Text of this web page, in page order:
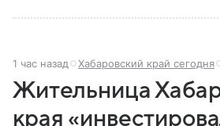
1 час назад Хабаровский край сегодня
Жительница
края